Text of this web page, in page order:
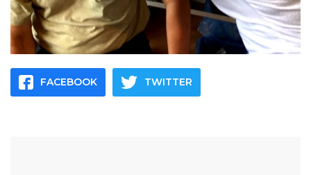
FACEBOOK TWITTER